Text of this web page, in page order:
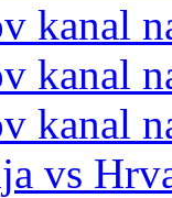
kanal
kanal
kanal
vs